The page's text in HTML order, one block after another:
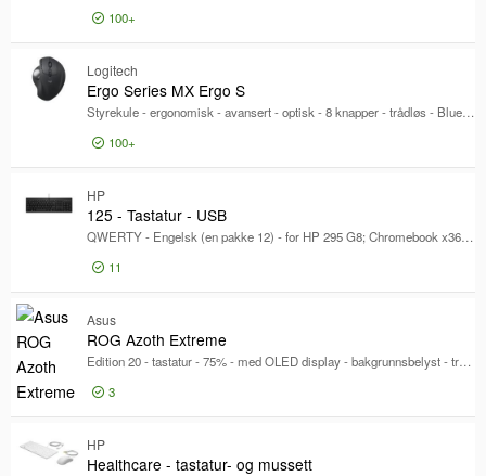
Miljø-sertifiseringer
Miljø-sertifiseringer
Blue Angel-samsvar
Produktserie
Produktserie
Modell
100+
Logitech
Ergo Series MX Ergo S
Styrekule - ergonomisk - avansert - optisk - 8 knapper - trådløs - Bluetooth, 2.4 GHz - Logitech Logi Bolt USB-mottaker - grafitt
100+
HP
125 - Tastatur - USB
QWERTY - Engelsk (en pakke 12) - for HP 295 G8; Chromebook x360; Elite Mini Conference G9; Laptop 15s-eq3029nl
11
Asus
ROG Azoth Extreme
Edition 20 - tastatur - 75% - med OLED display - bakgrunnsbelyst - trådløs - 2.4 GHz, Bluetooth 5.0, USB-C - QWERTZ - Tysk - tastsvitsj: ROG NX Storm (hot-swappable) - svart
3
HP
Healthcare - tastatur- og mussett